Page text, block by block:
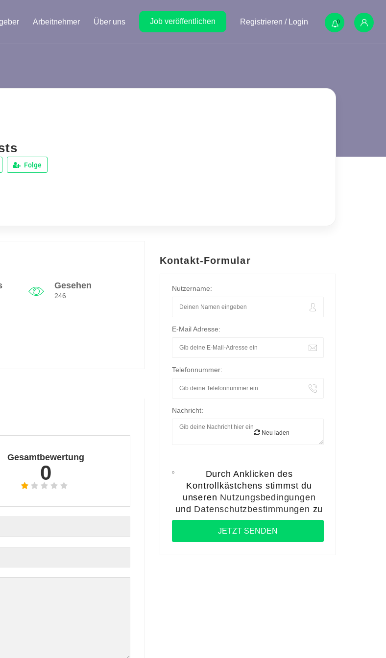
Arbeitnehmer Über uns Job veröffentlichen Registrieren / Login 0
Folge
Gesehen
246
Gesamtbewertung
0
Kontakt-Formular
Nutzername:
E-Mail Adresse:
Telefonnummer:
Nachricht:
Neu laden
Durch Anklicken des
Kontrollkästchens stimmst du
unseren Nutzungsbedingungen
und Datenschutzbestimmungen zu